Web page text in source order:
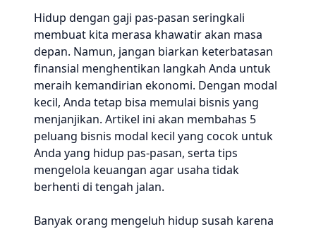
Hidup dengan gaji pas-pasan seringkali
membuat kita merasa khawatir akan masa
depan. Namun, jangan biarkan keterbatasan
finansial menghentikan langkah Anda untuk
meraih kemandirian ekonomi. Dengan modal
kecil, Anda tetap bisa memulai bisnis yang
menjanjikan. Artikel ini akan membahas 5
peluang bisnis modal kecil yang cocok untuk
Anda yang hidup pas-pasan, serta tips
mengelola keuangan agar usaha tidak
berhenti di tengah jalan.
Banyak orang mengeluh hidup susah karena